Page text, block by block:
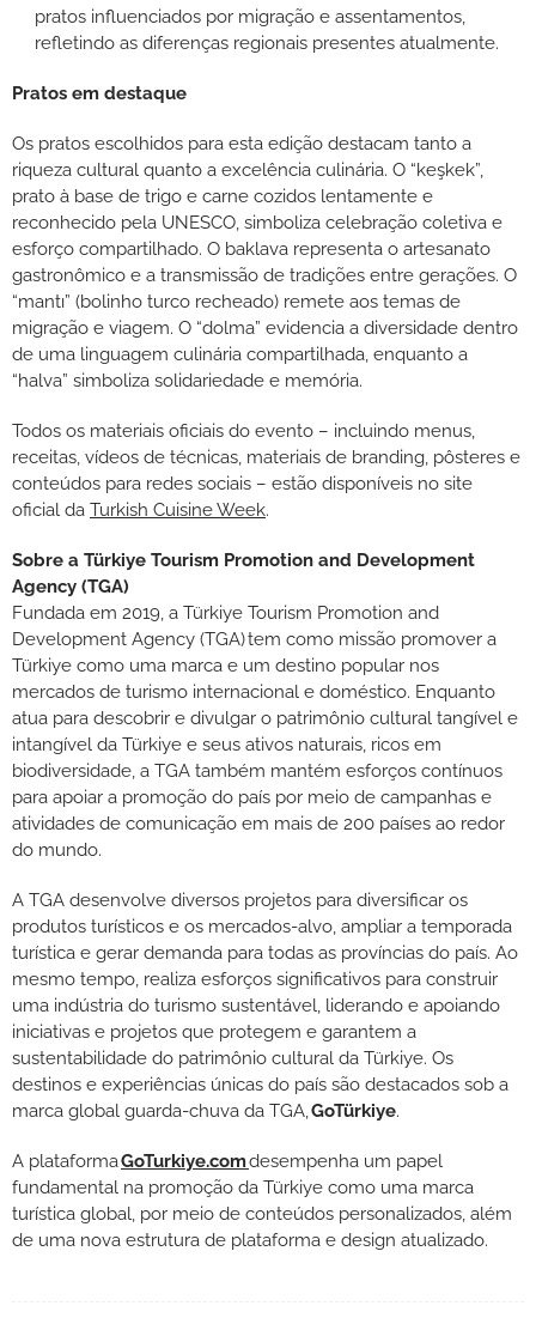
pratos influenciados por migração e assentamentos,
refletindo as diferenças regionais presentes atualmente.
Pratos em destaque
Os pratos escolhidos para esta edição destacam tanto a
riqueza cultural quanto a excelência culinária. O “keşkek”,
prato à base de trigo e carne cozidos lentamente e
reconhecido pela UNESCO, simboliza celebração coletiva e
esforço compartilhado. O baklava representa o artesanato
gastronômico e a transmissão de tradições entre gerações. O
“mantı” (bolinho turco recheado) remete aos temas de
migração e viagem. O “dolma” evidencia a diversidade dentro
de uma linguagem culinária compartilhada, enquanto a
“halva” simboliza solidariedade e memória.
Todos os materiais oficiais do evento – incluindo menus,
receitas, vídeos de técnicas, materiais de branding, pôsteres e
conteúdos para redes sociais – estão disponíveis no site
oficial da Turkish Cuisine Week.
Sobre a Türkiye Tourism Promotion and Development
Agency (TGA)
Fundada em 2019, a Türkiye Tourism Promotion and
Development Agency (TGA) tem como missão promover a
Türkiye como uma marca e um destino popular nos
mercados de turismo internacional e doméstico. Enquanto
atua para descobrir e divulgar o patrimônio cultural tangível e
intangível da Türkiye e seus ativos naturais, ricos em
biodiversidade, a TGA também mantém esforços contínuos
para apoiar a promoção do país por meio de campanhas e
atividades de comunicação em mais de 200 países ao redor
do mundo.
A TGA desenvolve diversos projetos para diversificar os
produtos turísticos e os mercados-alvo, ampliar a temporada
turística e gerar demanda para todas as províncias do país. Ao
mesmo tempo, realiza esforços significativos para construir
uma indústria do turismo sustentável, liderando e apoiando
iniciativas e projetos que protegem e garantem a
sustentabilidade do patrimônio cultural da Türkiye. Os
destinos e experiências únicas do país são destacados sob a
marca global guarda-chuva da TGA,GoTürkiye.
A plataformaGoTurkiye.comdesempenha um papel
fundamental na promoção da Türkiye como uma marca
turística global, por meio de conteúdos personalizados, além
de uma nova estrutura de plataforma e design atualizado.